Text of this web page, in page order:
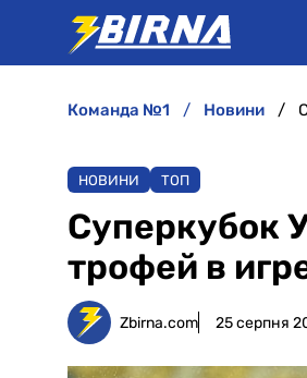
команда №1 новини
НОВИНИ ТОП
Суперкубок
трофей в
Zbirna.com 25 серпня